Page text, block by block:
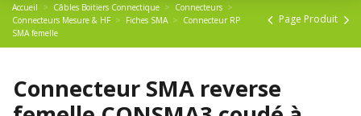
Accueil Câbles Boitiers Connectique
Connecteurs
Connecteurs Mesure & HF
Fiches SMA
Connecteur RP
SMA femelle
Page Produit
Connecteur SMA reverse